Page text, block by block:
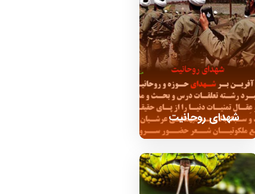
شهدای روحانیت